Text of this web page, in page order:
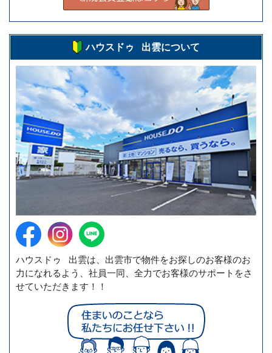
ハウスドゥ 出雲について
ハウスドゥ 出雲は、出雲市で物件をお探しのお客様のお
力になれるよう、社員一同、全力でお客様のサポートをさ
せていただきます！！